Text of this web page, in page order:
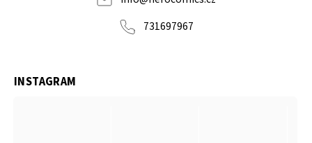
731697967
INSTAGRAM